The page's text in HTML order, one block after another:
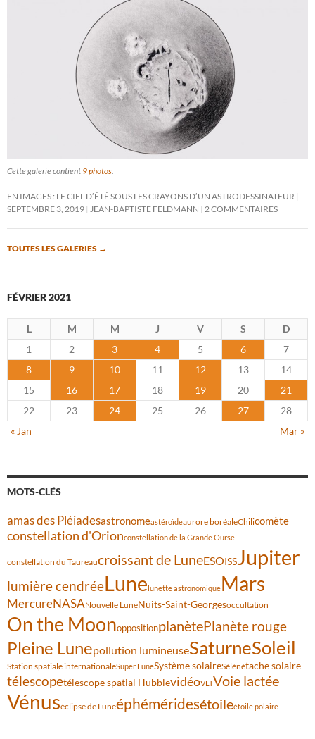
Cette galerie contient 9 photos
EN IMAGES : LE CIEL D’ÉTÉ SOUS LES CRAYONS D’UN ASTRODESSINATEUR
SEPTEMBRE 3, 2019
JEAN-BAPTISTE FELDMANN 2 COMMENTAIRES
TOUTES LES GALERIES →
FÉVRIER 2021
L M M J V S
D
1
2 3 4 5 6
7
8
9 10 11 12 13
14
15
16 17 18 19 20
21
22
23 24 25 26 27
28
« Jan
Mar »
MOTS-CLÉS
amas des Pléiadesastronomeastéroïdeaurore boréaleChilicomète
constellation d'Orionconstellation de la Grande Ourse
constellation du Taureaucroissant de LuneESOISSJupiter
lumière cendréeLunelunette astronomiqueMars
MercureNASANouvelle LuneNuits-Saint-Georgesoccultation
On the MoonoppositionplanètePlanète rouge
Pleine Lunepollution lumineuseSaturneSoleil
Station spatiale internationaleSuper LuneSystème solaireSélénétache solaire
télescopetélescope spatial HubblevidéoVLTVoie lactée
Vénuséclipse de Luneéphéméridesétoileétoile polaire